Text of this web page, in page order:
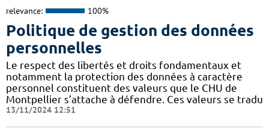
relevance: 100%
Politique de gestion des données
personnelles
Le respect des libertés et droits fondamentaux et
notamment la protection des données à caractère
personnel constituent des valeurs que le CHU de
Montpellier s’attache à défendre. Ces valeurs se tradu
13/11/2024 12:51